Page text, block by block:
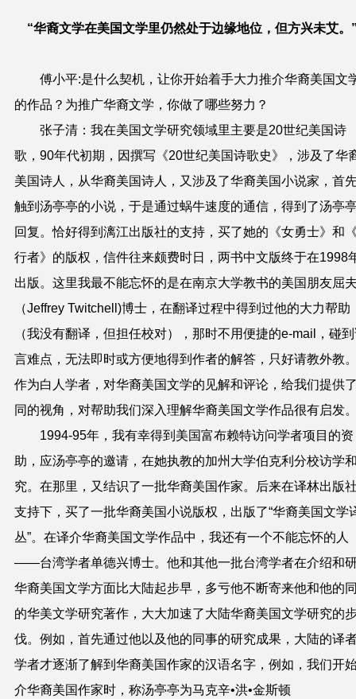
“华裔文学在美国文学里仍然处于边缘地位，但方兴未艾。
傅小平:是什么契机，让你开始着手大力推介华裔美国文
的作品？为推广华裔文学，你做了哪些努力？
张子清：我在美国文学研究领域里主要是20世纪美国诗
歌，90年代初期，因撰写《20世纪美国诗歌史》，涉及了华
美国诗人，从华裔美国诗人，又涉及了华裔美国小说家，首
触到汤亭亭的小说，于是通过蜗牛速度的通信，得到了汤亭
回复。恰好得到漓江出版社的支持，买了她的《女勇士》和
行者》的版权，信件往来颇费时日，两书中文版终于在1998
出版。这里我最不能忘怀的是在南京大学教书的美国朋友屈
（Jeffrey Twitchell)博士，在翻译过程中得到过他的大力帮助
（我没有翻译，但担任校对），那时不用便捷的e-mail，碰
言难点，无法即时或方便地得到作者的解答，只好请教外教
作为白人学者，对华裔美国文学的见解和评论，给我们提供
同的视角，对帮助我们深入理解华裔美国文学作品很有启发
1994-95年，我有幸得到美国富布赖特访问学者项目的资
助，应汤亭亭的邀请，在她执教的加州大学伯克利分校访学
究。在那里，又结识了一批华裔美国作家。后来在译林出版
支持下，买了一批华裔美国小说版权，出版了“华裔美国文学
丛”。在译介华裔美国文学作品中，我还有一个不能忘怀的人
——台湾学者单德兴博士。他和其他一批台湾学者在介绍和
华裔美国文学方面比大陆起步早，多亏他不断寄来他和他的
的华美文学研究著作，大大加速了大陆华裔美国文学研究的
伐。例如，首先通过他以及他的同事的研究成果，大陆的译
学者才逐渐了解到华裔美国作家的汉语名字，例如，我们开
介华裔美国作家时，称汤亭亭为马克辛•洪•金斯顿